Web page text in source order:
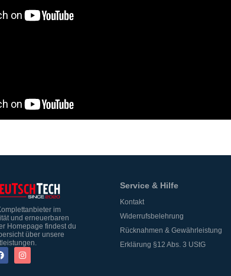
im
und erneuerbaren
Homepage findest du
über unsere
Service & Hilfe
Kontakt
Widerrufsbelehrung
Rücknahmen & Gewährleistung
Erklärung §12 Abs. 3 UStG